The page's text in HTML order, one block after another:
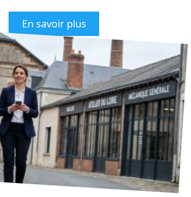
En savoir plus